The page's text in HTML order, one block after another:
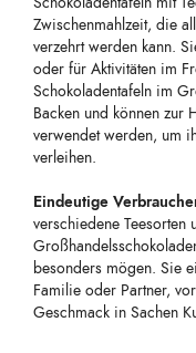
Zwischenmahlzeit, die
verzehrt werden kann.
oder für Aktivitäten im
Schokoladentafeln im
Backen und können zur
verwendet werden, um
verleihen.
Eindeutige
verschiedene
besonders mögen. Sie
Familie oder Partner,
Geschmack in Sachen